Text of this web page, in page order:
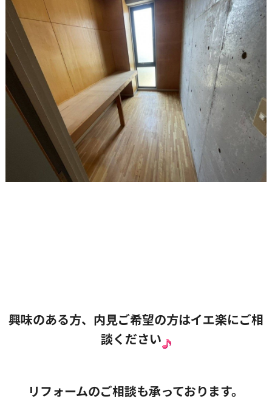
興味のある方、内見ご希望の方はイエ楽にご相
談ください
リフォームのご相談も承っております。